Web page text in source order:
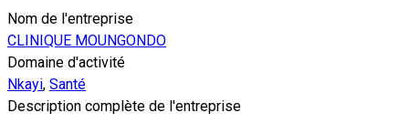
Nom de l'entreprise
CLINIQUE MOUNGONDO
Domaine d'activité
Nkayi, Santé
Description complète de l'entreprise